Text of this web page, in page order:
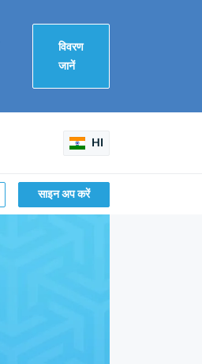
विवरण
जानें
HI
साइन अप करें